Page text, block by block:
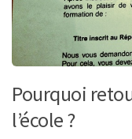
Pourquoi
l’école ?